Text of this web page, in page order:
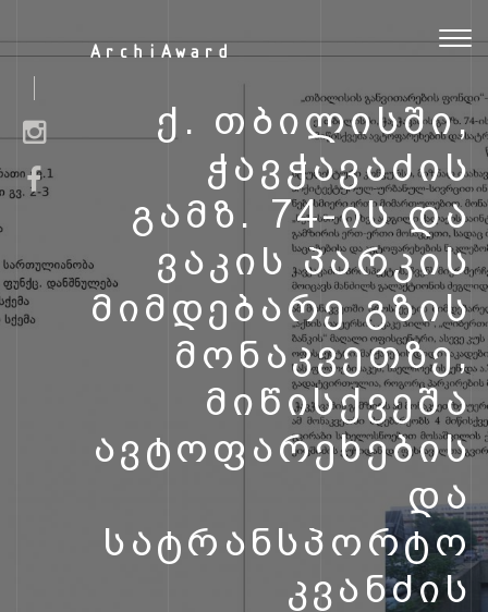
ArchiAward
Ქ. ᲗᲑᲘᲚᲘᲡᲨᲘ,
ᲭᲐᲕᲭᲐᲕᲐᲫᲘᲡ
ᲒᲐᲛᲖ. 74-ᲘᲡ ᲓᲐ
ᲕᲐᲙᲘᲡ ᲞᲐᲠᲙᲘᲡ
ᲛᲘᲛᲓᲔᲑᲐᲠᲔ ᲒᲖᲘᲡ
ᲛᲝᲜᲐᲙᲕᲔᲗᲖᲔ,
ᲛᲘᲬᲘᲡᲥᲕᲔᲨᲐ
ᲐᲕᲢᲝᲤᲐᲠᲔᲮᲔᲑᲘᲡ
ᲓᲐ
ᲡᲐᲢᲠᲐᲜᲡᲞᲝᲠᲢᲝ
ᲙᲕᲐᲜᲫᲘᲡ